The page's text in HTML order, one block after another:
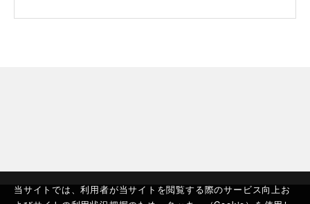
当サイトでは、利用者が当サイトを閲覧する際のサービス向上お